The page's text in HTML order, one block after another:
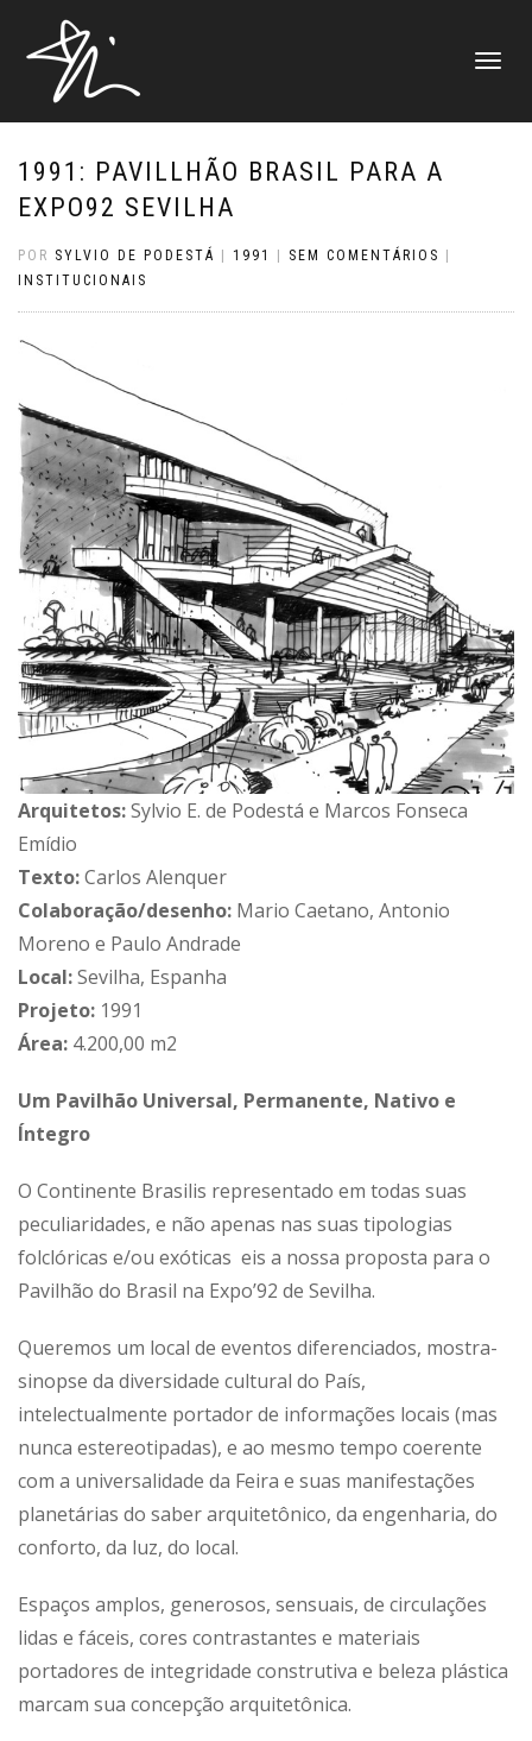
ALTERNAR
1991: PAVILLHÃO BRASIL PARA A
EXPO92 SEVILHA
POR SYLVIO DE PODESTÁ 1991 SEM COMENTÁRIOS
INSTITUCIONAIS
Arquitetos:Sylvio E. de Podestá e Marcos Fonseca
Emídio
Texto:Carlos Alenquer
Colaboração/desenho: Mario Caetano, Antonio
Moreno e Paulo Andrade
Local:Sevilha, Espanha
Projeto: 1991
Área: 4.200,00 m2
Um Pavilhão Universal, Permanente, Nativo e
Íntegro
O Continente Brasilis representado em todas suas
peculiaridades, e não apenas nas suas tipologias
folclóricas e/ou exóticas eis a nossa proposta para o
Pavilhão do Brasil na Expo’92 de Sevilha.
Queremos um local de eventos diferenciados, mostra-
sinopse da diversidade cultural do País,
intelectualmente portador de informações locais (mas
nunca estereotipadas), e ao mesmo tempo coerente
com a universalidade da Feira e suas manifestações
planetárias do saber arquitetônico, da engenharia, do
conforto, da luz, do local.
Espaços amplos, generosos, sensuais, de circulações
lidas e fáceis, cores contrastantes e materiais
portadores de integridade construtiva e beleza plástica
marcam sua concepção arquitetônica.